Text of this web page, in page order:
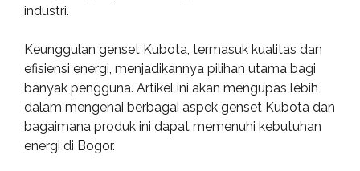
industri.
Keunggulan genset Kubota, termasuk kualitas dan
efisiensi energi, menjadikannya pilihan utama bagi
banyak pengguna. Artikel ini akan mengupas lebih
dalam mengenai berbagai aspek genset Kubota dan
bagaimana produk ini dapat memenuhi kebutuhan
energi di Bogor.